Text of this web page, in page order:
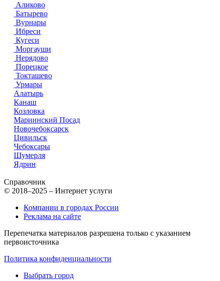
Аликово
Батырево
Вурнары
Ибреси
Кугеси
Моргауши
Нерядово
Порецкое
Токташево
Урмары
Алатырь
Канаш
Козловка
Мариинский Посад
Новочебоксарск
Цивильск
Чебоксары
Шумерля
Ядрин
Справочник
© 2018–2025 – Интернет услуги
Компании в городах России
Реклама на сайте
Перепечатка материалов разрешена только с указанием
первоисточника
Политика конфиденциальности
Выбрать город